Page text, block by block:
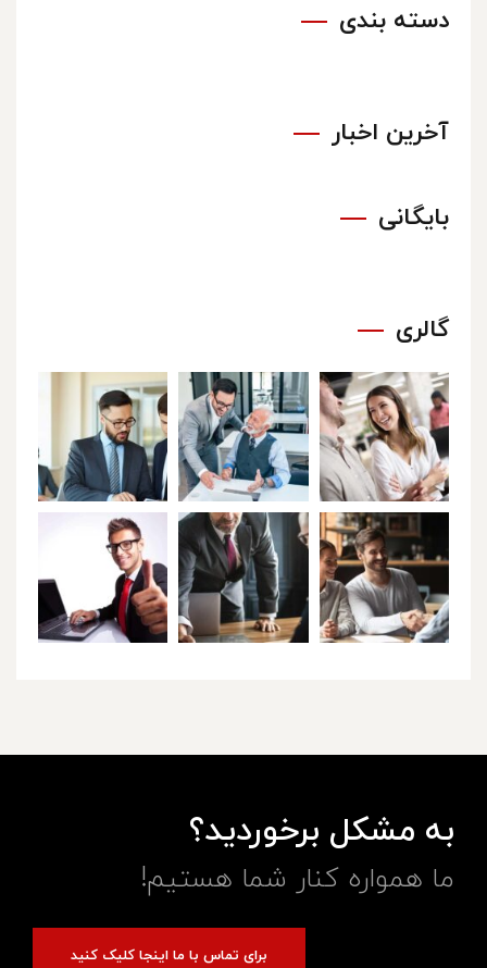
دسته بندی
آخرین اخبار
بایگانی
گالری
به مشکل برخوردید؟
ما همواره کنار شما هستیم!
برای تماس با ما اینجا کلیک کنید